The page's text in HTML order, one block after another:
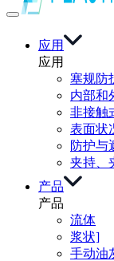
应用
应用
塞规防
内部和
非接触
表面状
防护与
夹持、
产品
产品
流体
浆状]
手动油